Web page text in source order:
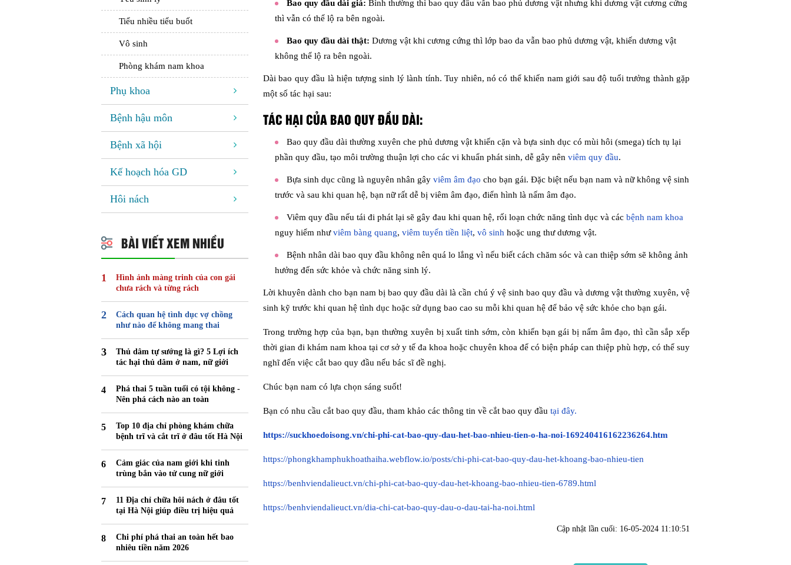
Bao quy đầu dài giả: Bình thường thì bao quy đầu vẫn bao phủ dương vật nhưng khi dương vật cương cứng
thì vẫn có thể lộ ra bên ngoài.
Bao quy đầu dài thật: Dương vật khi cương cứng thì lớp bao da vẫn bao phủ dương vật, khiến dương vật
không thể lộ ra bên ngoài.
Dài bao quy đầu là hiện tượng sinh lý lành tính. Tuy nhiên, nó có thể khiến nam giới sau độ tuổi trưởng thành gặp
một số tác hại sau:
TÁC HẠI CỦA BAO QUY ĐẦU DÀI:
Bao quy đầu dài thường xuyên che phủ dương vật khiến cặn và bựa sinh dục có mùi hôi (smega) tích tụ lại
phần quy đầu, tạo môi trường thuận lợi cho các vi khuẩn phát sinh, dễ gây nên viêm quy đầu.
Bựa sinh dục cũng là nguyên nhân gây viêm âm đạo cho bạn gái. Đặc biệt nếu bạn nam và nữ không vệ sinh
trước và sau khi quan hệ, bạn nữ rất dễ bị viêm âm đạo, điển hình là nấm âm đạo.
Viêm quy đầu nếu tái đi phát lại sẽ gây đau khi quan hệ, rối loạn chức năng tình dục và các bệnh nam khoa
nguy hiểm nhưviêm bàng quang, viêm tuyến tiền liệt, vô sinh hoặc ung thư dương vật.
Bệnh nhân dài bao quy đầu không nên quá lo lắng vì nếu biết cách chăm sóc và can thiệp sớm sẽ không ảnh
hưởng đến sức khỏe và chức năng sinh lý.
Lời khuyên dành cho bạn nam bị bao quy đầu dài là cần chú ý vệ sinh bao quy đầu và dương vật thường xuyên, vệ
sinh kỹ trước khi quan hệ tình dục hoặc sử dụng bao cao su mỗi khi quan hệ để bảo vệ sức khỏe cho bạn gái.
Trong trường hợp của bạn, bạn thường xuyên bị xuất tinh sớm, còn khiến bạn gái bị nấm âm đạo, thì cần sắp xếp
thời gian đi khám nam khoa tại cơ sở y tế đa khoa hoặc chuyên khoa để có biện pháp can thiệp phù hợp, có thể suy
nghĩ đến việc cắt bao quy đầu nếu bác sĩ đề nghị.
Chúc bạn nam có lựa chọn sáng suốt!
Bạn có nhu cầu cắt bao quy đầu, tham khảo các thông tin về cắt bao quy đầu tại đây.
https://suckhoedoisong.vn/chi-phi-cat-bao-quy-dau-het-bao-nhieu-tien-o-ha-noi-169240416162236264.htm
https://phongkhamphukhoathaiha.webflow.io/posts/chi-phi-cat-bao-quy-dau-het-khoang-bao-nhieu-tien
https://benhviendalieuct.vn/chi-phi-cat-bao-quy-dau-het-khoang-bao-nhieu-tien-6789.html
https://benhviendalieuct.vn/dia-chi-cat-bao-quy-dau-o-dau-tai-ha-noi.html
Cập nhật lần cuối: 16-05-2024 11:10:51
Tiểu nhiều tiểu buốt
Vô sinh
Phòng khám nam khoa
Phụ khoa
Bệnh hậu môn
Bệnh xã hội
Kế hoạch hóa GD
Hôi nách
BÀI VIẾT XEM NHIỀU
Hình ảnh màng trinh của con gái
chưa rách và từng rách
Cách quan hệ tình dục vợ chồng
như nào để không mang thai
Thủ dâm tự sướng là gì? 5 Lợi ích
tác hại thủ dâm ở nam, nữ giới
Phá thai 5 tuần tuổi có tội không -
Nên phá cách nào an toàn
Top 10 địa chỉ phòng khám chữa
bệnh trĩ và cắt trĩ ở đâu tốt Hà Nội
Cảm giác của nam giới khi tinh
trùng bắn vào tử cung nữ giới
11 Địa chỉ chữa hôi nách ở đâu tốt
tại Hà Nội giúp điều trị hiệu quả
Chi phí phá thai an toàn hết bao
nhiêu tiền năm 2026